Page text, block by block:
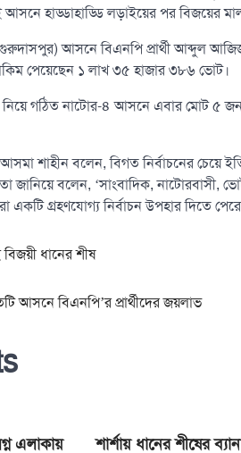
হাড্ডাহাড্ডি লড়াইয়ের পর বিজয়ের
আসনে বিএনপি প্রার্থী আব্দুল
পেয়েছেন ১ লাখ ৩৫ হাজার ৩৮৬ ভোট।
গঠিত নাটোর-৪ আসনে এবার মোট ৫ জন
আসমা শাহীন বলেন, বিগত নির্বাচনের
জানিয়ে বলেন, ‘সাংবাদিক,
একটি গ্রহণযোগ্য নির্বাচন উপহার দিতে
ধানের শীষ
আসনে বিএনপি’র প্রার্থীদের জয়লাভ
এলাকায়
শার্শায় ধানের শীষের